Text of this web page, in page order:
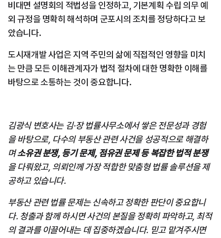
비대면 설명회의 적법성을 인정하고, 기본계획 수립 의무 예
외 규정을 명확히 해석하며 군포시의 조치를 정당하다고 보
았습니다.
도시재개발 사업은 지역 주민의 삶에 직접적인 영향을 미치
는 만큼 모든 이해관계자가 법적 절차에 대한 명확한 이해를
바탕으로 소통하는 것이 중요합니다.
김광식 변호사는 김·장 법률사무소에서 쌓은 전문성과 경험
을 바탕으로, 다수의 부동산 관련 사건을 성공적으로 해결하
며 소유권 분쟁, 등기 문제, 점유권 문제 등 복잡한 법적 분쟁
을 다뤄왔고, 의뢰인께 가장 적합한 맞춤형 법률 솔루션을 제
공하고 있습니다.
부동산 관련 법률 문제는 신속하고 정확한 판단이 중요합니
다. 청출과 함께 하시면 사건의 본질을 정확히 파악하고, 최적
의 결과를 이끌어내는 데 집중하겠습니다. 믿고 맡겨주시면